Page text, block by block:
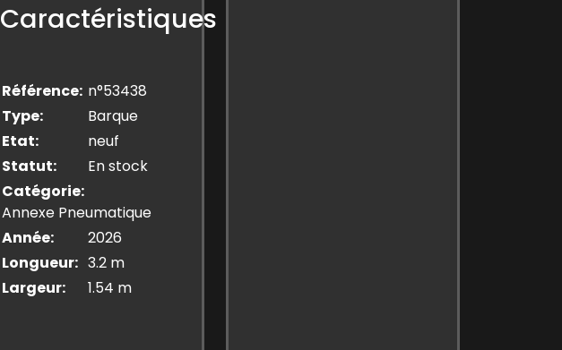
Caractéristiques
Référence n°53438
Type
Barque
Etat
neuf
Statut
En stock
Catégorie
Annexe Pneumatique
Année
2026
Longueur
3.2 m
Largeur
1.54 m